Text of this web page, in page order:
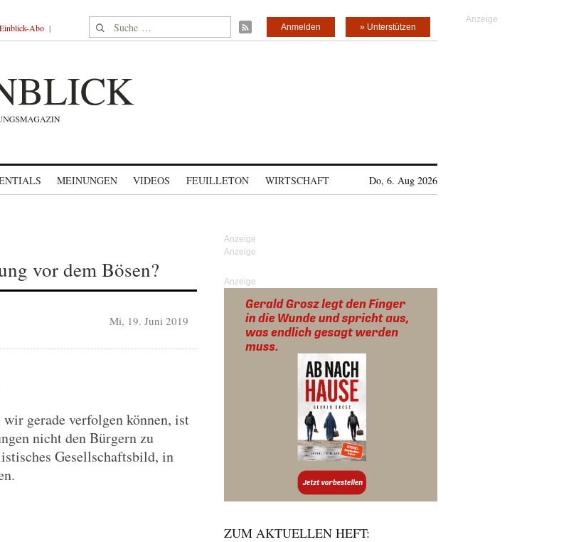
Einblick-Abo Suche nach: » Unterstützen
Anmelden
MEINUNGEN VIDEOS FEUILLETON WIRTSCHAFT Do, 6. Aug 2026
vor dem Bösen?
Mi, 19. Juni 2019
gerade verfolgen können, ist
nicht den Bürgern zu
Gesellschaftsbild, in
Anzeige
ZUM AKTUELLEN HEFT: